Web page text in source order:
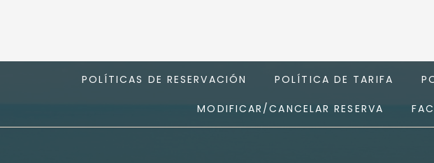
POLÍTICAS DE RESERVACIÓN POLÍTICA DE TARIFA
MODIFICAR/CANCELAR RESERVA